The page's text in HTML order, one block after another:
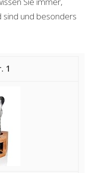
sind und besonders
1